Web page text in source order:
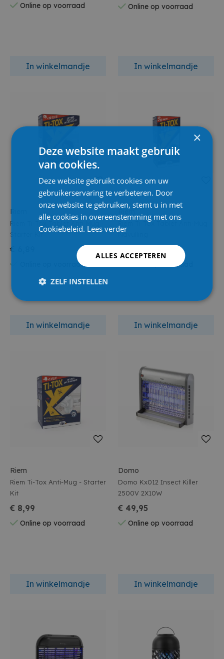
Online op voorraad
In winkelmandje
Online op voorraad
In winkelmandje
Riem
Riem Ti-Tox Tablet Anti-Mug -
Starter Kit
€ 6,89
Online op voorraad
In winkelmandje
Riem
Riem Ti-Tox Tablet Anti-Mug -
Navulling
Online op voorraad
In winkelmandje
Riem
Riem Ti-Tox Anti-Mug - Starter
Kit
€ 8,99
Online op voorraad
In winkelmandje
Domo
Domo Kx012 Insect Killer
2500V 2X10W
€ 49,95
Online op voorraad
In winkelmandje
×
Deze website maakt gebruik
van cookies.
Deze website gebruikt cookies om uw
gebruikerservaring te verbeteren. Door
onze website te gebruiken, stemt u in met
alle cookies in overeenstemming met ons
Cookiebeleid. Lees verder
ALLES ACCEPTEREN
ZELF INSTELLEN